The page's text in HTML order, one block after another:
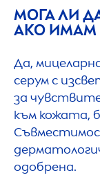
МОГА ЛИ
АКО ИМАМ
Да,
серум с
за
към кожата,
одобрена.